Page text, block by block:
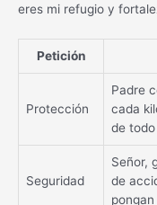
eres mi refugio y
Petición
Protección
Padre
cada
de
Seguridad
Señor,
de